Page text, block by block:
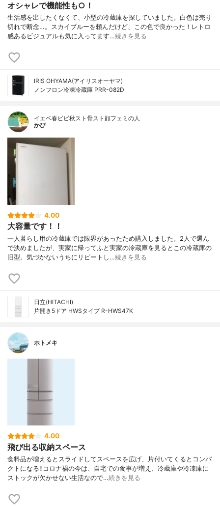
オシャレで機能性も○！
生活感を出したくなくて、小型の冷蔵庫を探していました。白色は売り
切れで断念…。スカイブルーを頼んだけど、この色で良かった！レトロ
感あるビジュアルも気に入ってます…続きを見る
IRIS OHYAMA(アイリスオーヤマ)
ノンフロン冷凍冷蔵庫 PRR-082D
イエベ春ビビ秋スト骨スト顔フェミの人
かぴ
4.00
大容量です！！
一人暮らし用の冷蔵庫では限界があったため購入しました。2人で選ん
で決めましたが、実家に帰ってふと実家の冷蔵庫を見るとこの冷蔵庫の
旧型。気づかないうちにリピートし…続きを見る
日立(HITACHI)
片開き5ドア HWSタイプ R-HWS47K
ホトメキ
4.00
飛び出る収納スペース
食料品が増えるとスライドしてスペースを広げ、片付いてくるとコンパ
クトになる‼︎コロナ禍の今は、自宅での食事が増え、冷蔵庫や冷凍庫に
ストックが欠かせない生活なので…続きを見る